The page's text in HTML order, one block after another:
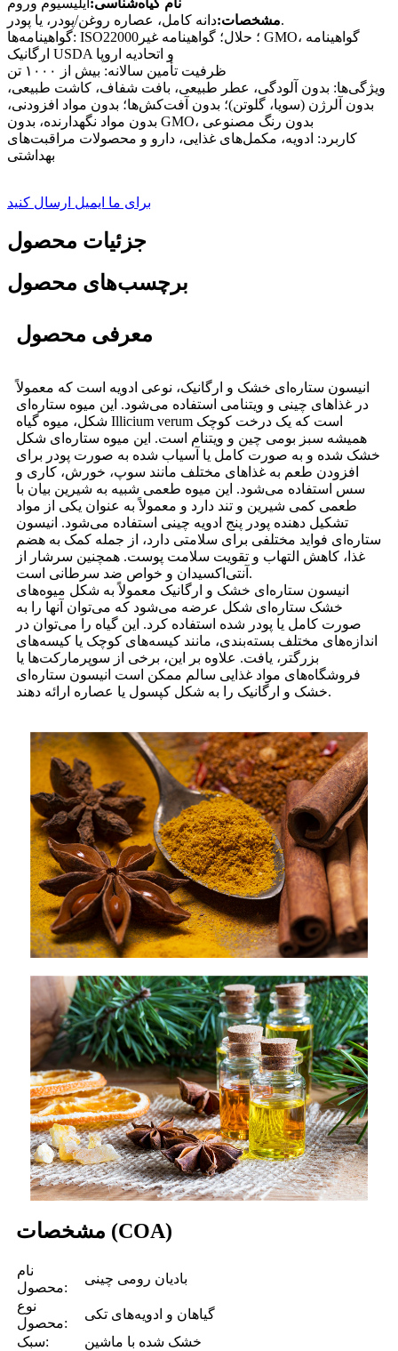
مشخصات:دانه کامل، عصاره روغن/پودر، یا پودر.
گواهینامه‌ها: ISO22000؛ حلال؛ گواهینامه غیر GMO، گواهینامه
ارگانیک USDA و اتحادیه اروپا
ظرفیت تأمین سالانه: بیش از ۱۰۰۰ تن
ویژگی‌ها: بدون آلودگی، عطر طبیعی، بافت شفاف، کاشت طبیعی،
بدون آلرژن (سویا، گلوتن)؛ بدون آفت‌کش‌ها؛ بدون مواد افزودنی،
بدون مواد نگهدارنده، بدون GMO، بدون رنگ مصنوعی
کاربرد: ادویه، مکمل‌های غذایی، دارو و محصولات مراقبت‌های
بهداشتی
برای ما ایمیل ارسال کنید
جزئیات محصول
برچسب‌های محصول
معرفی محصول
انیسون ستاره‌ای خشک و ارگانیک، نوعی ادویه است که معمولاً
در غذاهای چینی و ویتنامی استفاده می‌شود. این میوه ستاره‌ای
شکل، میوه گیاه Illicium verum است که یک درخت کوچک
همیشه سبز بومی چین و ویتنام است. این میوه ستاره‌ای شکل
خشک شده و به صورت کامل یا آسیاب شده به صورت پودر برای
افزودن طعم به غذاهای مختلف مانند سوپ، خورش، کاری و
سس استفاده می‌شود. این میوه طعمی شبیه به شیرین بیان با
طعمی کمی شیرین و تند دارد و معمولاً به عنوان یکی از مواد
تشکیل دهنده پودر پنج ادویه چینی استفاده می‌شود. انیسون
ستاره‌ای فواید مختلفی برای سلامتی دارد، از جمله کمک به هضم
غذا، کاهش التهاب و تقویت سلامت پوست. همچنین سرشار از
آنتی‌اکسیدان و خواص ضد سرطانی است.
انیسون ستاره‌ای خشک و ارگانیک معمولاً به شکل میوه‌های
خشک ستاره‌ای شکل عرضه می‌شود که می‌توان آنها را به
صورت کامل یا پودر شده استفاده کرد. این گیاه را می‌توان در
اندازه‌های مختلف بسته‌بندی، مانند کیسه‌های کوچک یا کیسه‌های
بزرگتر، یافت. علاوه بر این، برخی از سوپرمارکت‌ها یا
فروشگاه‌های مواد غذایی سالم ممکن است انیسون ستاره‌ای
خشک و ارگانیک را به شکل کپسول یا عصاره ارائه دهند.
مشخصات (COA)
نام
محصول:
بادیان رومی چینی
نوع
محصول:
گیاهان و ادویه‌های تکی
سبک:
خشک شده با ماشین